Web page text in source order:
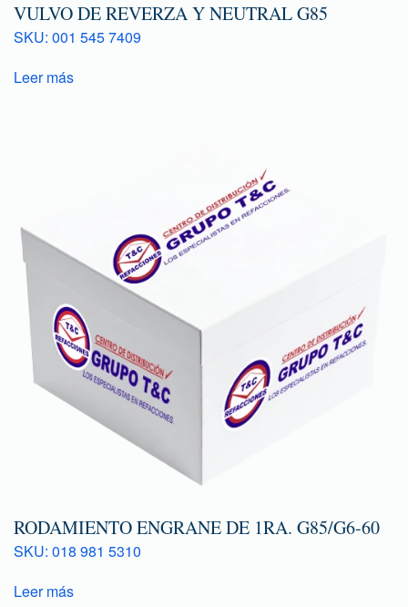
VULVO DE REVERZA Y NEUTRAL G85
SKU: 001 545 7409
Leer más
RODAMIENTO ENGRANE DE 1RA. G85/G6-60
SKU: 018 981 5310
Leer más